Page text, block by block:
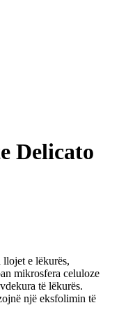
Delicato
llojet e lëkurës,
mikrosfera celuloze
të lëkurës.
një eksfolimin të
Përmban ujë nga